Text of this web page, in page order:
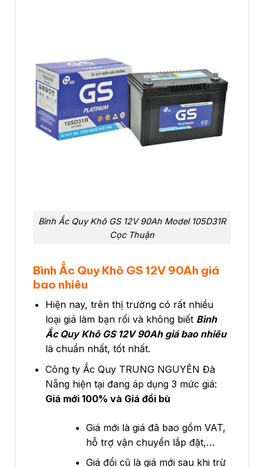
Bình Ắc Quy Khô GS 12V 90Ah Model 105D31R
Cọc Thuận
Bình Ắc Quy Khô GS 12V 90Ah giá
bao nhiêu
Hiện nay, trên thị trường có rất nhiều
loại giá làm bạn rối và không biết Bình
Ắc Quy Khô GS 12V 90Ah giá bao nhiêu
là chuẩn nhất, tốt nhất.
Công ty Ắc Quy TRUNG NGUYÊN Đà
Nẵng hiện tại đang áp dụng 3 mức giá:
Giá mới 100% và Giá đổi bù
Giá mới là giá đã bao gồm VAT,
hỗ trợ vận chuyển lắp đặt,…
Giá đổi cũ là giá mới sau khi trừ